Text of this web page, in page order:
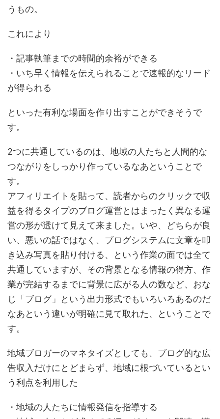
うもの。
これにより
・記事執筆までの時間的余裕ができる
・いち早く情報を伝えられることで速報的なリード
が得られる
といった有利な場面を作り出すことができそうで
す。
2つに共通しているのは、地域の人たちと人間的な
つながりをしっかり作っているなあということで
す。
アフィリエイトを貼って、読者からのクリックで収
益を得るタイプのブログ運営とはまったく異なる運
営の形が透けて見えて来ました。いや、どちらが良
い、悪いの話ではなく、ブログシステムに文章を叩
き込み写真を貼り付ける、という作業の面では全て
共通していますが、その背景となる情報の得方、作
業が完結するまでに背景に広がる人の数など、おな
じ「ブログ」という出力形式でもいろいろあるのだ
なあという違いが明確に見て取れた、ということで
す。
地域ブロガーのマネタイズとしても、ブログ的な広
告収入だけにとどまらず、地域に根づいているとい
う利点を利用した
・地域の人たちに情報発信を指導する